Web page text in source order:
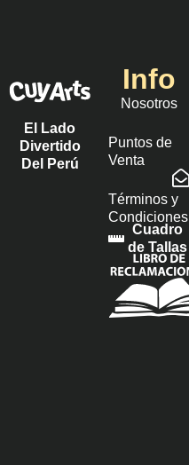
El Lado
Divertido
Del Perú
Info
Nosotros
Puntos de
Venta
Términos y
Condiciones
Cuadro
de Tallas